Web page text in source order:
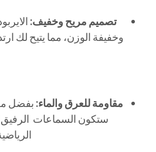
تصميم مريح وخفيف:
وخفيفة الوزن، مما يتيح لك
مقاومة للعرق والماء:
ستكون السماعات الرفيق